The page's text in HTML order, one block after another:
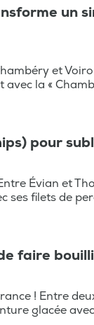
un
et
la «
pour
Évian et
ses filets de
faire
! Entre
glacée